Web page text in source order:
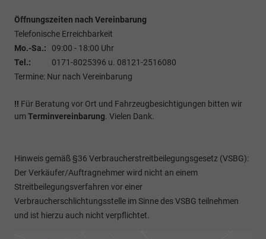
Öffnungszeiten nach Vereinbarung
Telefonische Erreichbarkeit
Mo.-Sa.:
09:00 - 18:00 Uhr
Tel.:
0171-8025396 u. 08121-2516080
Termine: Nur nach Vereinbarung
!! Für Beratung vor Ort und Fahrzeugbesichtigungen bitten wir
umTerminvereinbarung. Vielen Dank.
Hinweis gemäß §36 Verbraucherstreitbeilegungsgesetz (VSBG):
Der Verkäufer/Auftragnehmer wird nicht an einem
Streitbeilegungsverfahren vor einer
Verbraucherschlichtungsstelle im Sinne des VSBG teilnehmen
und ist hierzu auch nicht verpflichtet.